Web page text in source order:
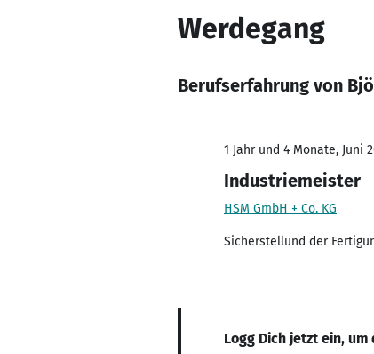
Werdegang
Berufserfahrung von
1 Jahr und 4 Monate, Juni
Industriemeister
HSM GmbH + Co. KG
Sicherstellund der
Logg Dich jetzt ein,